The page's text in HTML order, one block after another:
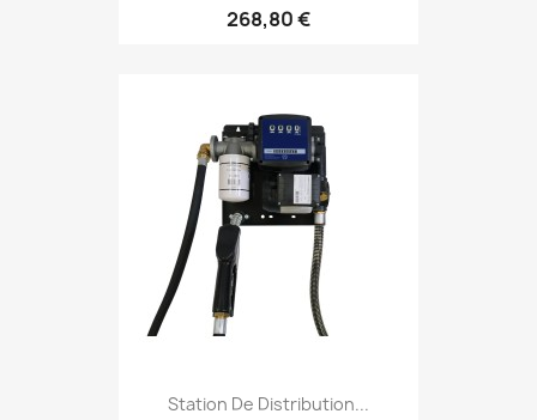
268,80 €
Station De Distribution...